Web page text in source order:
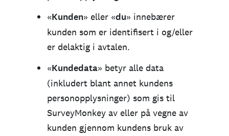
«Kunden» eller «du» innebærer
kunden som er identifisert i og/eller
er delaktig i avtalen.
«Kundedata» betyr alle data
(inkludert blant annet kundens
personopplysninger) som gis til
SurveyMonkey av eller på vegne av
kunden gjennom kundens bruk av